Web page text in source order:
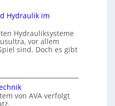
Hydraulik im
Hydrauliksysteme
vor allem
sind. Doch es gibt
von AVA verfolgt